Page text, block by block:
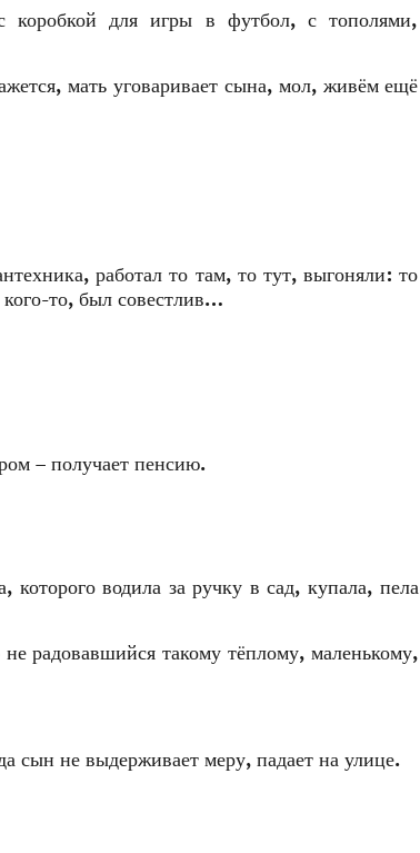
коробкой для игры в футбол, с тополями,
мать уговаривает сына, мол, живём ещё
работал то там, то тут, выгоняли: то
кого-то, был совестлив…
– получает пенсию.
водила за ручку в сад, купала, пела
радовавшийся такому тёплому, маленькому,
сын не выдерживает меру, падает на улице.